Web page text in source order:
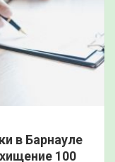
в Барнауле
100